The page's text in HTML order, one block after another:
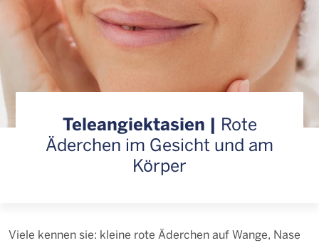
Teleangiektasien | Rote
Äderchen im Gesicht und am
Körper
Viele kennen sie: kleine rote Äderchen auf Wange, Nase